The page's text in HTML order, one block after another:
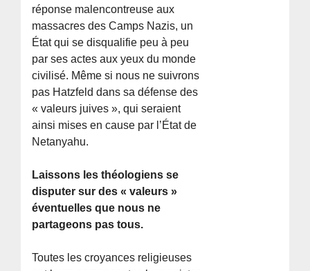
réponse malencontreuse aux
massacres des Camps Nazis, un
État qui se disqualifie peu à peu
par ses actes aux yeux du monde
civilisé. Même si nous ne suivrons
pas Hatzfeld dans sa défense des
« valeurs juives », qui seraient
ainsi mises en cause par l’État de
Netanyahu.
Laissons les théologiens se
disputer sur des « valeurs »
éventuelles que nous ne
partageons pas tous.
Toutes les croyances religieuses